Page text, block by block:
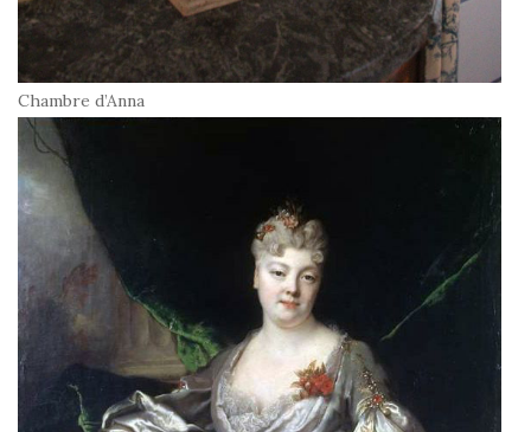
Chambre d’Anna